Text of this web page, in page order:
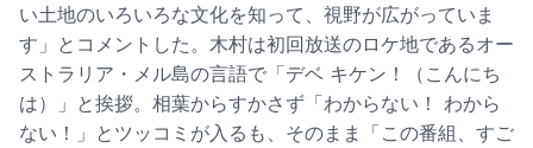
い土地のいろいろな文化を知って、視野が広がっていま
す」とコメントした。木村は初回放送のロケ地であるオー
ストラリア・メル島の言語で「デベ キケン！（こんにち
は）」と挨拶。相葉からすかさず「わからない！ わから
ない！」とツッコミが入るも、そのまま「この番組、すご